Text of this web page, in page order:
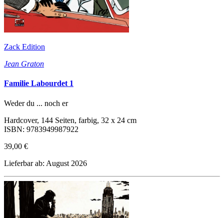
Zack Edition
Jean Graton
Familie Labourdet 1
Weder du ... noch er
Hardcover, 144 Seiten, farbig, 32 x 24 cm
ISBN: 9783949987922
39,00 €
Lieferbar ab: August 2026